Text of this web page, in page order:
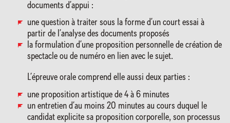
documents d’appui :
une question à traiter sous la forme d’un court essai à
partir de l’analyse des documents proposés
la formulation d’une proposition personnelle de création de
spectacle ou de numéro en lien avec le sujet.
L’épreuve orale comprend elle aussi deux parties :
une proposition artistique de 4 à 6 minutes
un entretien d’au moins 20 minutes au cours duquel le
candidat explicite sa proposition corporelle, son processus